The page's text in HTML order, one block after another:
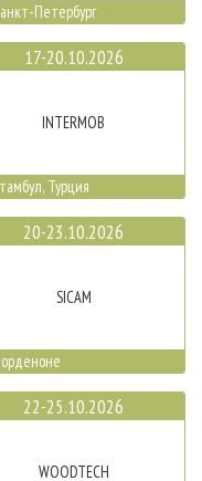
Петербург
17-20.10.2026
INTERMOB
Турция
20-23.10.2026
SICAM
22-25.10.2026
WOODTECH